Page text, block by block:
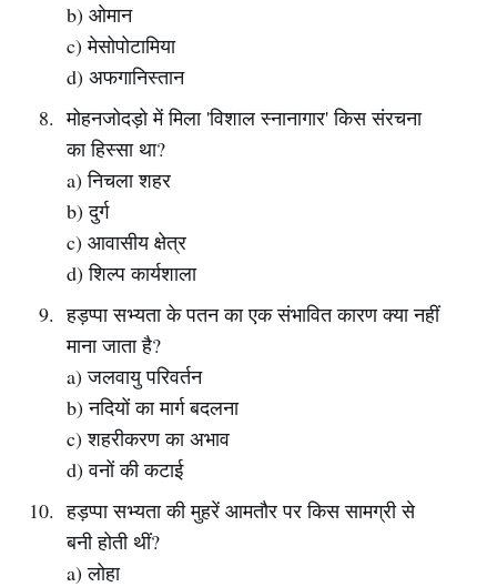
b) ओमान
c) मेसोपोटामिया
d) अफगानिस्तान
मोहनजोदड़ो में मिला 'विशाल स्नानागार' किस संरचना
का हिस्सा था?
a) निचला शहर
b) दुर्ग
c) आवासीय क्षेत्र
d) शिल्प कार्यशाला
हड़प्पा सभ्यता के पतन का एक संभावित कारण क्या नहीं
माना जाता है?
a) जलवायु परिवर्तन
b) नदियों का मार्ग बदलना
c) शहरीकरण का अभाव
d) वनों की कटाई
हड़प्पा सभ्यता की मुहरें आमतौर पर किस सामग्री से
बनी होती थीं?
a) लोहा